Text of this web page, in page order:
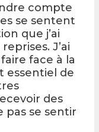
compte
se sentent
que j’ai
J’ai
face à la
essentiel de
des
pas se sentir